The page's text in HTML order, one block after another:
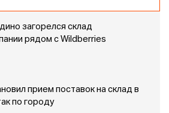
загорелся склад
рядом с Wildberries
прием поставок на склад в
по городу